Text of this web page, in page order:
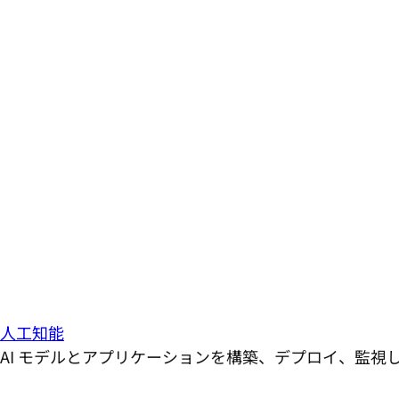
人工知能
AI モデルとアプリケーションを構築、デプロイ、監視